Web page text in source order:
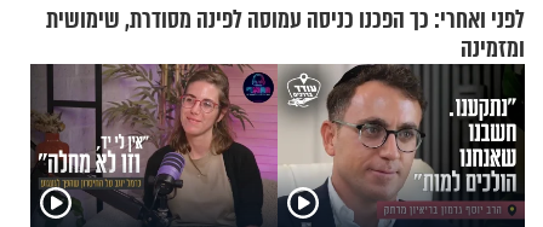
לפני ואחרי: כך הפכנו כניסה עמוסה לפינה מסודרת, שימושית
ומזמינה